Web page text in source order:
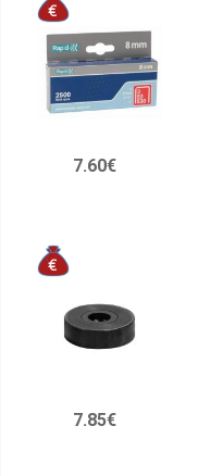
7.60€
7.85€